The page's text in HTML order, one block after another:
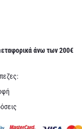
άνω των 200€